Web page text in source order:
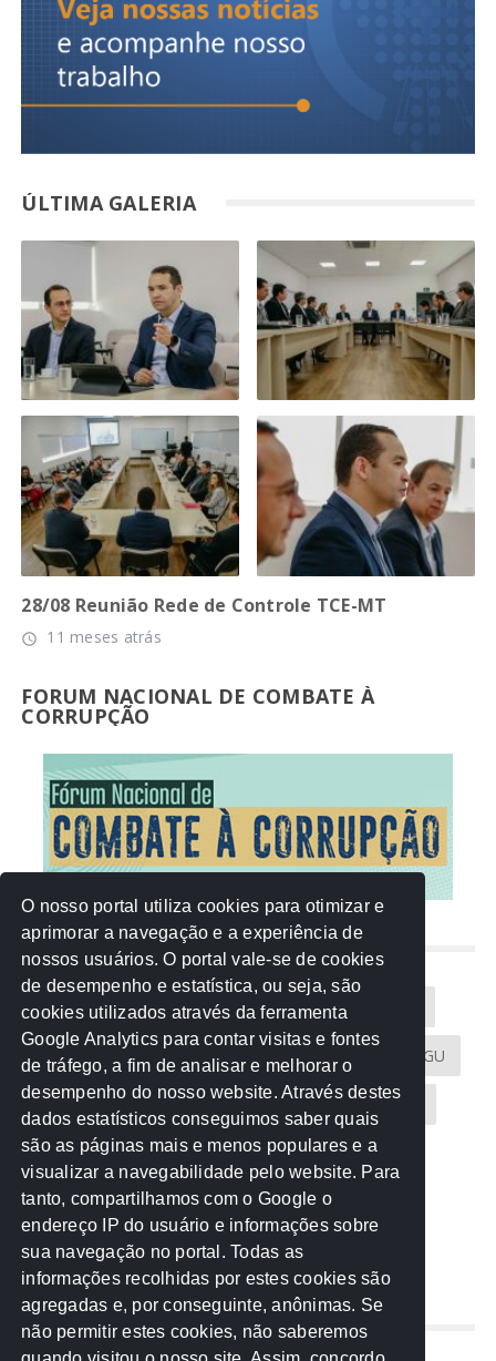
ÚLTIMA GALERIA
28/08 Reunião Rede de Controle TCE-MT
access_time 11 meses atrás
FORUM NACIONAL DE COMBATE À
CORRUPÇÃO
NUVEM DE TAGS
Acontece na Rede AGU AMM
Atricon Audicom CAU-MT CGU
CREA-MT Eventos MPC-MT MPE-MT
MPF Notícias PF PGE-MT PGR
Receita Federal Sem categoria
TCE-MT TCU TRE
REDE NOS ESTADOS
O nosso portal utiliza cookies para otimizar e
aprimorar a navegação e a experiência de
nossos usuários. O portal vale-se de cookies
de desempenho e estatística, ou seja, são
cookies utilizados através da ferramenta
Google Analytics para contar visitas e fontes
de tráfego, a fim de analisar e melhorar o
desempenho do nosso website. Através destes
dados estatísticos conseguimos saber quais
são as páginas mais e menos populares e a
visualizar a navegabilidade pelo website. Para
tanto, compartilhamos com o Google o
endereço IP do usuário e informações sobre
sua navegação no portal. Todas as
informações recolhidas por estes cookies são
agregadas e, por conseguinte, anônimas. Se
não permitir estes cookies, não saberemos